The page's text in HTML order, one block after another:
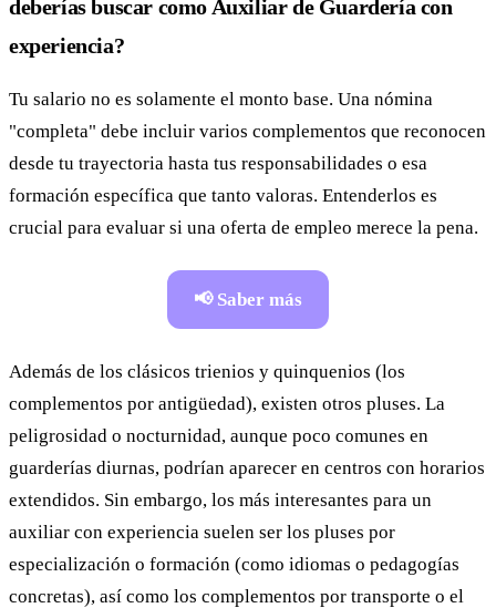
deberías buscar como Auxiliar de Guardería con
experiencia?
Tu salario no es solamente el monto base. Una nómina
"completa" debe incluir varios complementos que reconocen
desde tu trayectoria hasta tus responsabilidades o esa
formación específica que tanto valoras. Entenderlos es
crucial para evaluar si una oferta de empleo merece la pena.
📢 Saber más
Además de los clásicos trienios y quinquenios (los
complementos por antigüedad), existen otros pluses. La
peligrosidad o nocturnidad, aunque poco comunes en
guarderías diurnas, podrían aparecer en centros con horarios
extendidos. Sin embargo, los más interesantes para un
auxiliar con experiencia suelen ser los pluses por
especialización o formación (como idiomas o pedagogías
concretas), así como los complementos por transporte o el